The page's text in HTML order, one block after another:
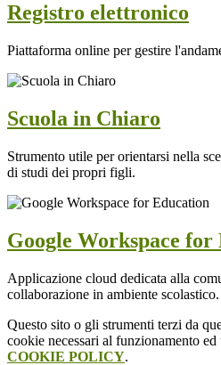
Registro elettronico
Piattaforma online per gestire
Scuola in Chiaro
Strumento utile per orientarsi nella
di studi dei propri figli.
Google Workspace for
Applicazione cloud dedicata alla
collaborazione in ambiente scolastico.
Questo sito o gli strumenti terzi da
cookie necessari al funzionamento
COOKIE POLICY.